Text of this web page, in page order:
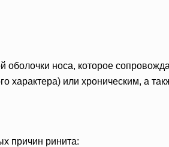
оболочки носа, которое
характера) или хроническим, а
причин ринита: